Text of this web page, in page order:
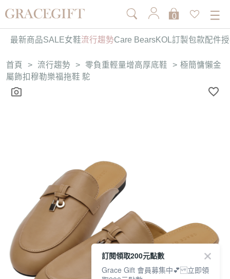
0
最新商品SALE女鞋流行趨勢Care BearsKOL訂製包款配件
首頁 > 流行趨勢 > 零負重輕量增高厚底鞋 > 極簡慵懶金
屬飾扣穆勒樂福拖鞋 駝
訂閱領取200元點數
Grace Gift 會員募集中💕 立即領